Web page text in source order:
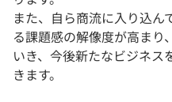
また、自ら商流に入り込
る課題感の解像度が高まり
いき、今後新たなビジネス
きます。